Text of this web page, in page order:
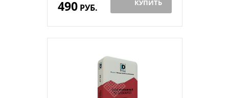
490РУБ. КУПИТЬ